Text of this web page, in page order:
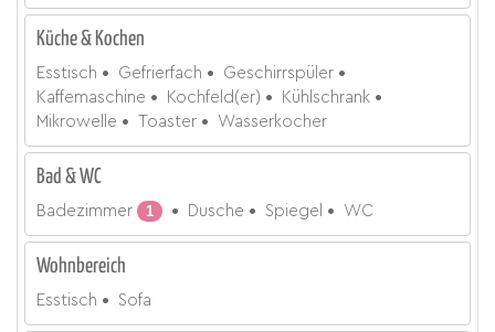
Küche & Kochen
Esstisch Gefrierfach
Geschirrspüler
Kaffemaschine
Kochfeld(er)
Kühlschrank
Mikrowelle
Toaster Wasserkocher
Bad & WC
Badezimmer 1 Dusche Spiegel WC
Wohnbereich
Esstisch Sofa